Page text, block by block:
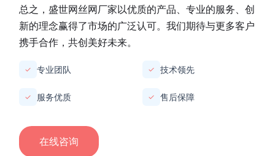
总之， 盛世网丝网厂家以优质的产品、专业的服务、创
新的理念赢得了市场的广泛认可。我们期待与更多客户
携手合作，共创美好未来。
✓ 专业团队 ✓ 技术领先
✓ 服务优质 ✓ 售后保障
在线咨询